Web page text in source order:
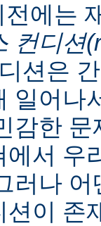
에는
컨디션
션은
일어나
감한
에서 우
러나
션이 존